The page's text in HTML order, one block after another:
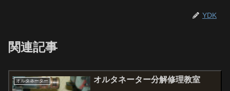
YDK
関連記事
オルタネーター オルタネーター分解修理教室